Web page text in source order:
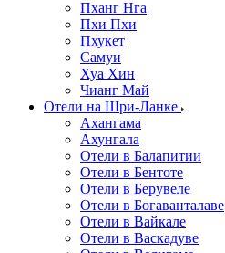
Пханг Нга
Пхи Пхи
Пхукет
Самуи
Хуа Хин
Чианг Май
Отели на Шри-Ланке
Ахангама
Ахунгала
Отели в Балапитии
Отели в Бентоте
Отели в Берувеле
Отели в Богаванталаве
Отели в Вайкале
Отели в Васкадуве